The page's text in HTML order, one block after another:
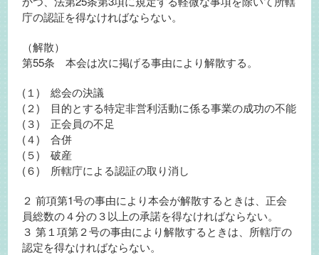
庁の認証を得なければならない。
（解散）
第55条 本会は次に掲げる事由により解散する。
(１) 総会の決議
(２) 目的とする特定非営利活動に係る事業の成功の不能
(３) 正会員の不足
(４) 合併
(５) 破産
(６) 所轄庁による認証の取り消し
２ 前項第1号の事由により本会が解散するときは、正会
員総数の４分の３以上の承諾を得なければならない。
３ 第１項第２号の事由により解散するときは、所轄庁の
認定を得なければならない。